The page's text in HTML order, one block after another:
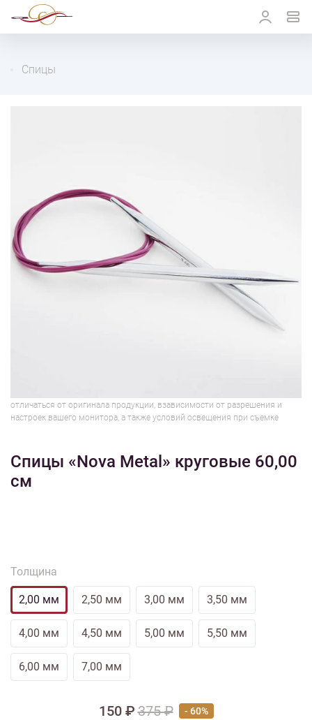
Спицы
отличаться от оригинала продукции, взависимости от разрешения и
настроек вашего монитора, а также условий освещения при съемке
Спицы «Nova Metal» круговые 60,00
см
Толщина
2,00 мм 2,50 мм 3,00 мм 3,50 мм
4,00 мм 4,50 мм 5,00 мм 5,50 мм
6,00 мм 7,00 мм
150 ₽375 ₽ - 60%